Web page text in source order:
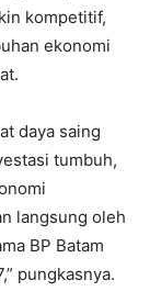
kompetitif,
ekonomi
daya saing
tumbuh,
langsung oleh
BP Batam
pungkasnya.